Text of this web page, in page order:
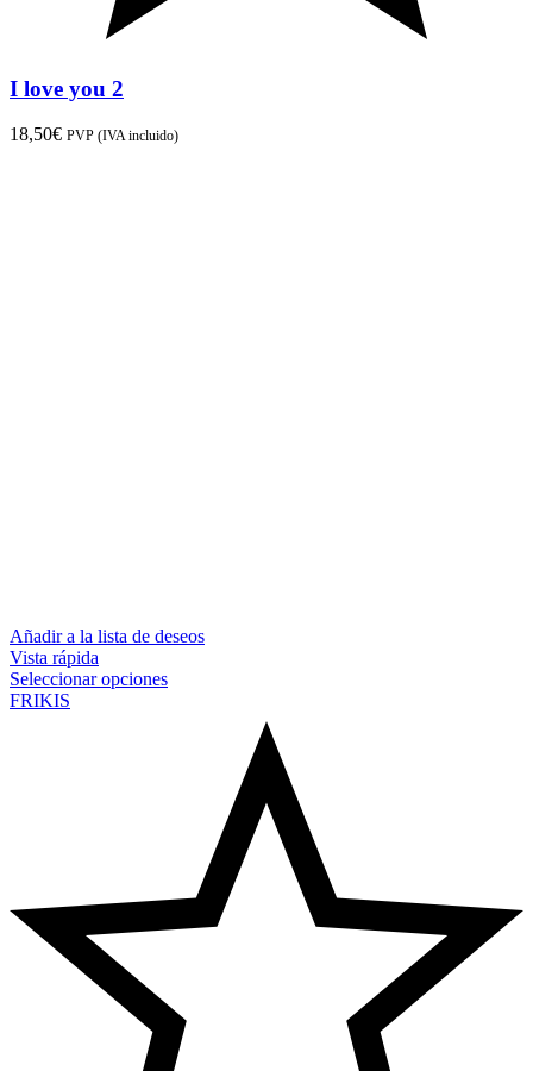
I love you 2
18,50€ PVP (IVA incluido)
Añadir a la lista de deseos
Vista rápida
Seleccionar opciones
FRIKIS